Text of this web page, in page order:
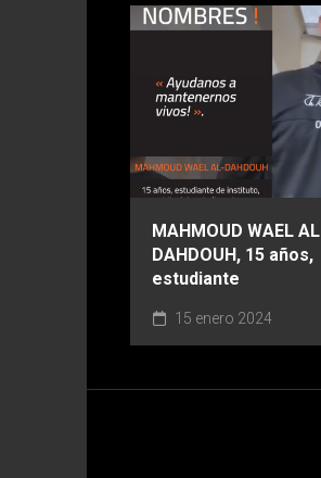
MAHMOUD WAEL
DAHDOUH, 15 años,
estudiante
15 enero 2024